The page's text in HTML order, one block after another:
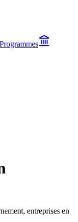
Programmes
entreprises en